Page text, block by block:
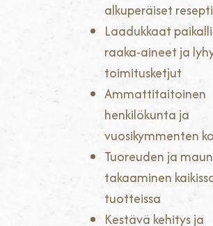
alkuperäiset
Laadukkaat
raaka-aineet ja
toimitusketjut
Ammattitaitoinen
henkilökunta ja
vuosikymmenten
Tuoreuden ja maun
takaaminen
tuotteissa
Kestävä kehitys ja